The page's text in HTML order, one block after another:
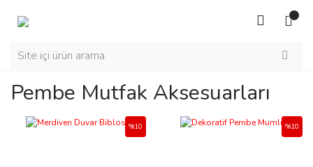
Pembe Mutfak Aksesuarları
%10 %10